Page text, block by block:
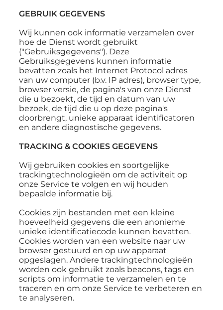
GEBRUIK GEGEVENS
Wij kunnen ook informatie verzamelen over
hoe de Dienst wordt gebruikt
("Gebruiksgegevens"). Deze
Gebruiksgegevens kunnen informatie
bevatten zoals het Internet Protocol adres
van uw computer (b.v. IP adres), browser type,
browser versie, de pagina's van onze Dienst
die u bezoekt, de tijd en datum van uw
bezoek, de tijd die u op deze pagina's
doorbrengt, unieke apparaat identificatoren
en andere diagnostische gegevens.
TRACKING & COOKIES GEGEVENS
Wij gebruiken cookies en soortgelijke
trackingtechnologieën om de activiteit op
onze Service te volgen en wij houden
bepaalde informatie bij.
Cookies zijn bestanden met een kleine
hoeveelheid gegevens die een anonieme
unieke identificatiecode kunnen bevatten.
Cookies worden van een website naar uw
browser gestuurd en op uw apparaat
opgeslagen. Andere trackingtechnologieën
worden ook gebruikt zoals beacons, tags en
scripts om informatie te verzamelen en te
traceren en om onze Service te verbeteren en
te analyseren.